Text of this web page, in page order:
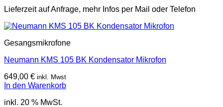
Lieferzeit auf Anfrage, mehr Infos per Mail oder Telefon
Gesangsmikrofone
Neumann KMS 105 BK Kondensator Mikrofon
649,00 € inkl. Mwst
In den Warenkorb
inkl. 20 % MwSt.